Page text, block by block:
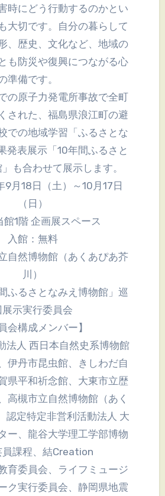
時にどう行動するのかとい
大切です。自分の暮らして
、歴史、文化など、地域の
も防災や復興につながる心
準備です。
の原子力発電所事故で全町
された、福島県浪江町の避
での地域学習「ふるさとな
発表展示「10年間ふるさと
も合わせて展示します。
9月18日（土）～10月17日
（日）
館1階 企画展スペース
入館：無料
自然博物館（あくあぴあ芥
川）
ふるさとなみえ博物館」巡
展示実行委員会
会構成メンバー】
法人 西日本自然史系博物館
伊丹市昆虫館、きしわだ自
県平和祈念館、大東市立歴
高槻市立自然博物館（あく
認定特定非営利活動法人 大
ー、龍谷大学理工学部博物
員課程、結Creation
育委員会、ライフミュージ
ク実行委員会、静岡県地震